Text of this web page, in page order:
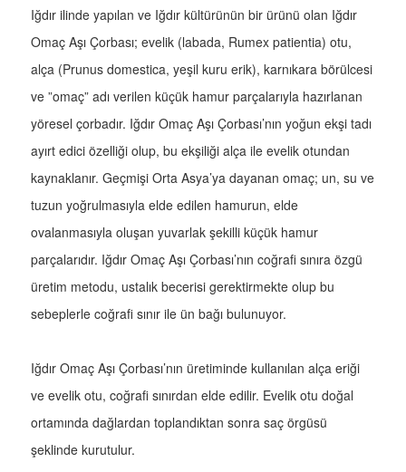
Iğdır ilinde yapılan ve Iğdır kültürünün bir ürünü olan Iğdır
Omaç Aşı Çorbası; evelik (labada, Rumex patientia) otu,
alça (Prunus domestica, yeşil kuru erik), karnıkara börülcesi
ve ”omaç” adı verilen küçük hamur parçalarıyla hazırlanan
yöresel çorbadır. Iğdır Omaç Aşı Çorbası’nın yoğun ekşi tadı
ayırt edici özelliği olup, bu ekşiliği alça ile evelik otundan
kaynaklanır. Geçmişi Orta Asya’ya dayanan omaç; un, su ve
tuzun yoğrulmasıyla elde edilen hamurun, elde
ovalanmasıyla oluşan yuvarlak şekilli küçük hamur
parçalarıdır. Iğdır Omaç Aşı Çorbası’nın coğrafi sınıra özgü
üretim metodu, ustalık becerisi gerektirmekte olup bu
sebeplerle coğrafi sınır ile ün bağı bulunuyor.
Iğdır Omaç Aşı Çorbası’nın üretiminde kullanılan alça eriği
ve evelik otu, coğrafi sınırdan elde edilir. Evelik otu doğal
ortamında dağlardan toplandıktan sonra saç örgüsü
şeklinde kurutulur.